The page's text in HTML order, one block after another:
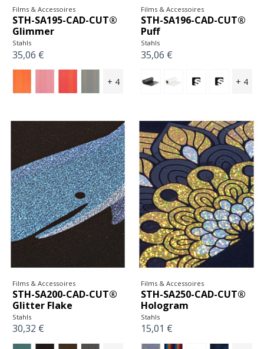
Films & Accessoires
STH-SA195-CAD-CUT®
Glimmer
Stahls
35,06 €
+ 4
Films & Accessoires
STH-SA196-CAD-CUT®
Puff
Stahls
35,06 €
+ 4
Films & Accessoires
STH-SA200-CAD-CUT®
Glitter Flake
Stahls
30,32 €
Films & Accessoires
STH-SA250-CAD-CUT®
Hologram
Stahls
15,01 €